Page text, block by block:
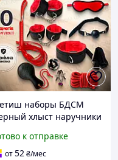
наборы БДСМ
хлыст наручники
шлепалка
шибари и кляп
к отправке
от52₴/мес